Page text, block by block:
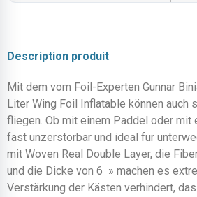
Description produit
Mit dem vom Foil-Experten Gunnar
Liter Wing Foil Inflatable können auch
fliegen. Ob mit einem Paddel oder mit
fast unzerstörbar und ideal für
mit Woven Real Double Layer, die
und die Dicke von 6 » machen es
Verstärkung der Kästen verhindert,